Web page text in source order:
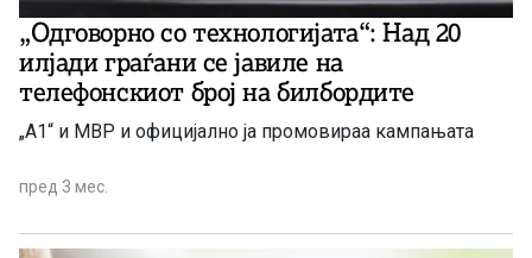
„Одговорно со технологијата“: Над 20
илјади граѓани се јавиле на
телефонскиот број на билбордите
„А1“ и МВР и официјално ја промовираа кампањата
пред 3 мес.